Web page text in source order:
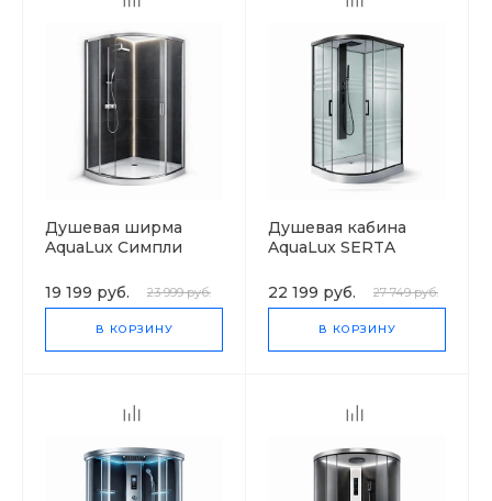
Душевая ширма
AquaLux Симпли
19 199 руб. 23 999 руб.
В КОРЗИНУ
Душевая кабина
AquaLux SERTA
22 199 руб.
27 749 руб.
В КОРЗИНУ